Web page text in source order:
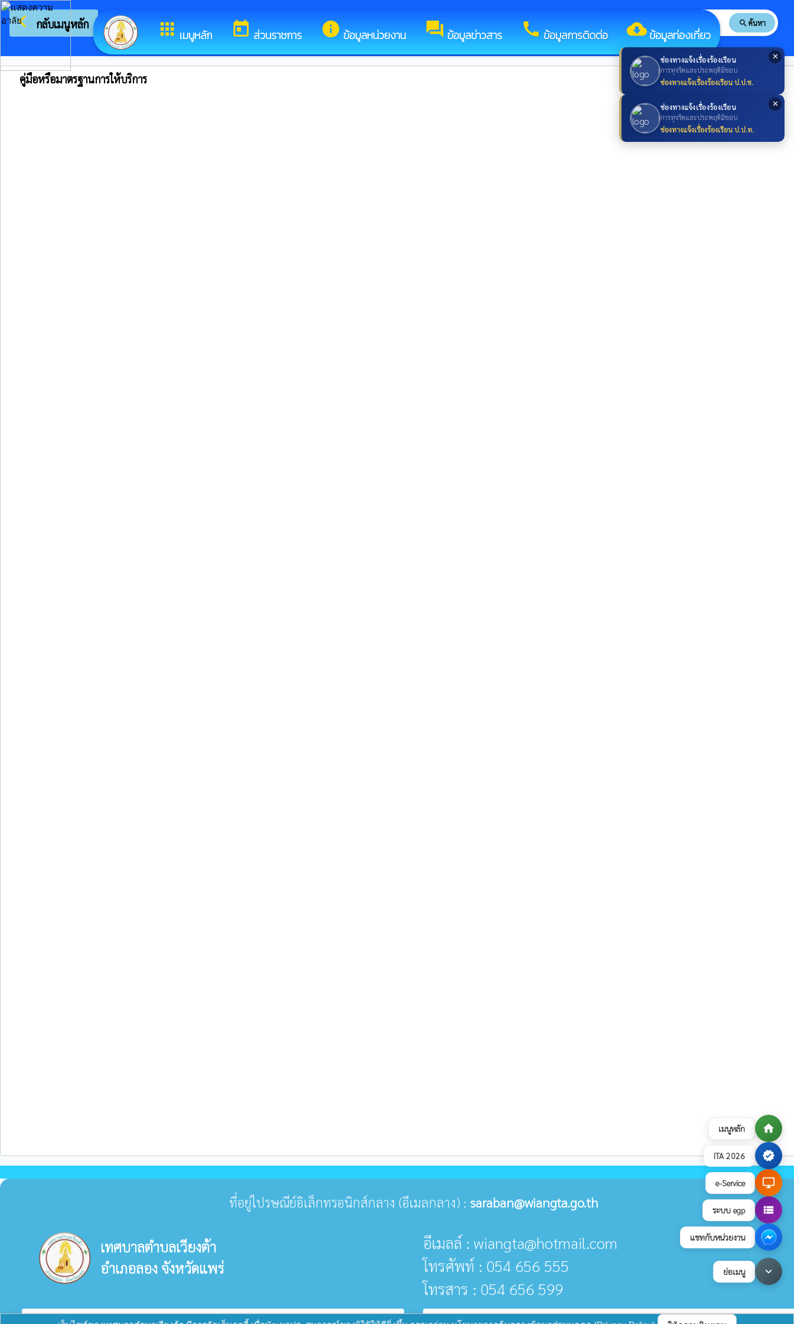
เมนูหลัก home
ITA 2026 verified
e-Service desktop_windows
ระบบ egp view_list
แชทกับหน่วยงาน
ย่อเมนู keyboard_arrow_down
✕
ช่องทางแจ้งเรื่องร้องเรียน
การทุจริตและประพฤติมิชอบ
ช่องทางแจ้งเรื่องร้องเรียน ป.ป.ช.
✕
ช่องทางแจ้งเรื่องร้องเรียน
การทุจริตและประพฤติมิชอบ
ช่องทางแจ้งเรื่องร้องเรียน ป.ป.ท.
appsเมนูหลัก todayส่วนราชการ infoข้อมูลหน่วยงาน forumข้อมูลข่าวสาร callข้อมูลการติดต่อ cloud_downloadข้อมูลท่องเที่ยว
arrow_back_ios กลับเมนูหลัก ยินดีต้อนรับสู่เว็บไซต์ของ เทศบาลตำบลเวียงต้า search ค้นหา
คู่มือหรือมาตรฐานการให้บริการ
ที่อยู่ไปรษณีย์อิเล็กทรอนิกส์กลาง (อีเมลกลาง) : saraban@wiangta.go.th
เทศบาลตำบลเวียงต้า
อำเภอลอง จังหวัดแพร่
อีเมลล์ : wiangta@hotmail.com
โทรศัพท์ : 054 656 555
โทรสาร : 054 656 599
public